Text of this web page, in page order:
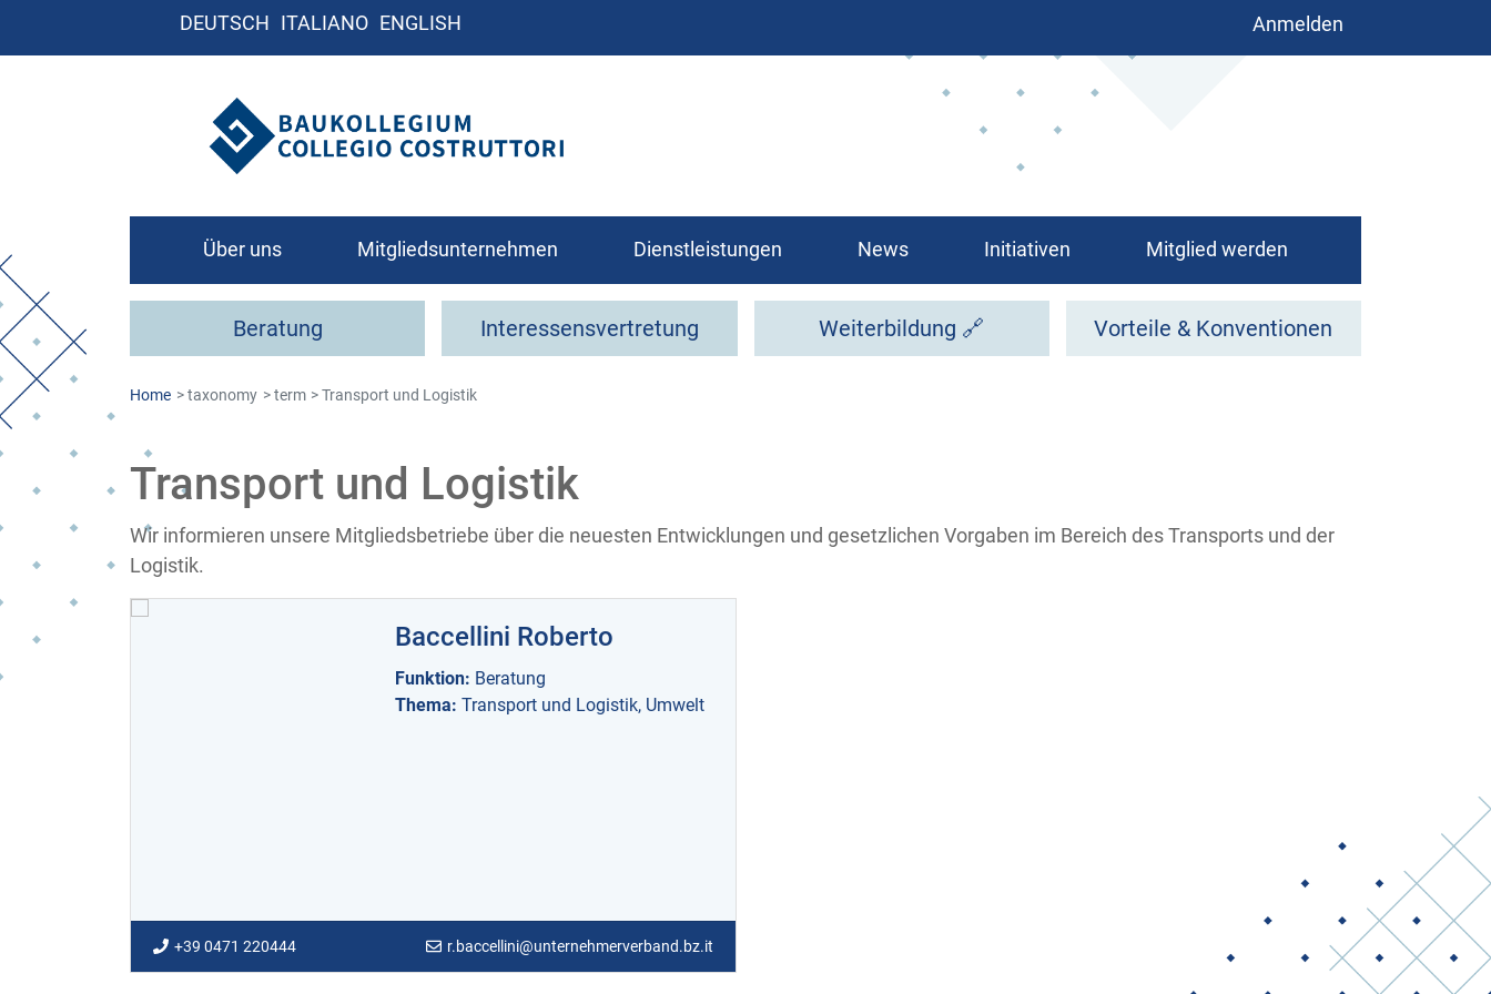
DEUTSCH ITALIANO ENGLISH Benutzermenü
Anmelden
Über uns
Leitbild
Organigramm
Kontakt
Mitgliedsunternehmen Dienstleistungen News Initiativen Mitglied werden
Beratung Interessensvertretung Weiterbildung 🔗 Vorteile & Konventionen
Home taxonomy term Transport und Logistik
Transport und Logistik
Wir informieren unsere Mitgliedsbetriebe über die neuesten Entwicklungen und gesetzlichen Vorgaben im Bereich des Transports und der
Logistik.
Baccellini Roberto
Funktion: Beratung
Thema: Transport und Logistik, Umwelt
+39 0471 220444 r.baccellini@unternehmerverband.bz.it